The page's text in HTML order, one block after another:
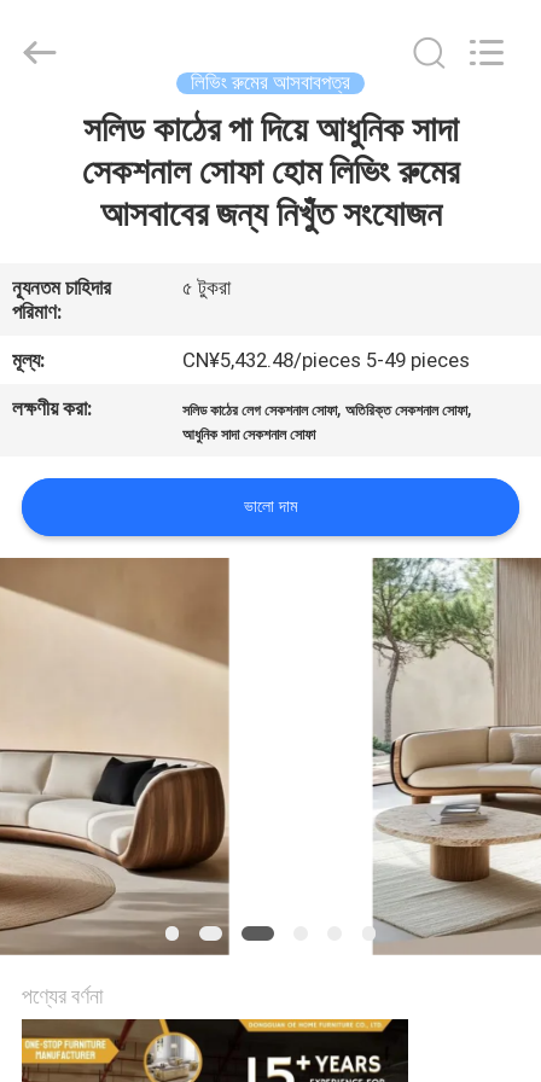
ভিডিও
VR
প্রদর্শন
আমাদের
সম্পর্কে
কারখানা
সাথে
যোগাযোগ
করুন
খবর
সব
ক্ষেত্রেই
Furniture
লিভিং রুমের আসবাবপত্র
সলিড কাঠের পা দিয়ে আধুনিক সাদা
সেকশনাল সোফা হোম লিভিং রুমের
আসবাবের জন্য নিখুঁত সংযোজন
ন্যূনতম চাহিদার
পরিমাণ:
৫ টুকরা
মূল্য:
CN¥5,432.48/pieces 5-49 pieces
লক্ষণীয় করা:
সলিড কাঠের লেগ সেকশনাল সোফা,অতিরিক্ত সেকশনাল সোফা,
আধুনিক সাদা সেকশনাল সোফা
ভালো দাম
পণ্যের বর্ণনা